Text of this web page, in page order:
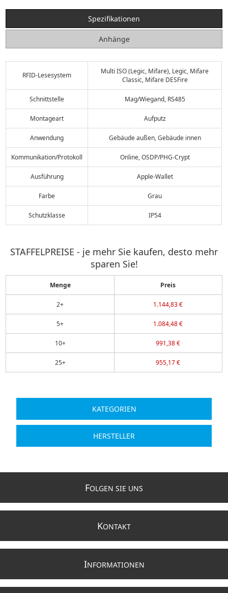
Spezifikationen
Anhänge
RFID-Lesesystem
Multi ISO (Legic, Mifare), Legic, Mifare
Classic, Mifare DESFire
Schnittstelle Mag/Wiegand, RS485
Montageart Aufputz
Anwendung Gebäude außen, Gebäude innen
Kommunikation/Protokoll Online, OSDP/PHG-Crypt
Ausführung Apple-Wallet
Farbe Grau
Schutzklasse IP54
STAFFELPREISE - je mehr Sie kaufen, desto mehr
sparen Sie!
Menge
2+
5+
10+
25+
Preis
1.144,83 €
1.084,48 €
991,38 €
955,17 €
KATEGORIEN
HERSTELLER
FOLGEN SIE UNS
KONTAKT
INFORMATIONEN